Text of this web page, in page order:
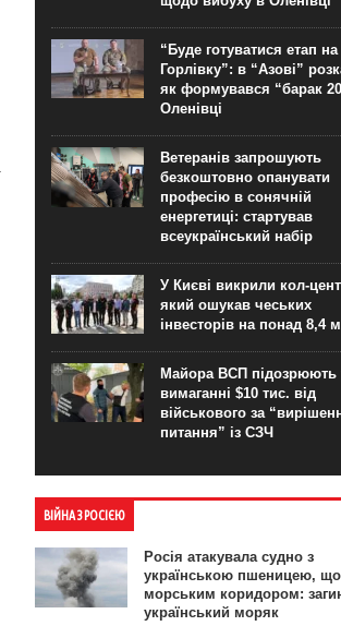
“Буде готуватися етап на
Горлівку”: в “Азові”
як формувався “барак
Оленівці
Ветеранів запрошують
безкоштовно опанувати
професію в сонячній
енергетиці: стартував
всеукраїнський набір
У Києві викрили кол-
який ошукав чеських
інвесторів на понад 8,4
Майора ВСП підозрюють
вимаганні $10 тис. від
військового за
питання” із СЗЧ
ВІЙНА З РОСІЄЮ
Росія атакувала судно з
українською пшеницею,
морським коридором:
український моряк